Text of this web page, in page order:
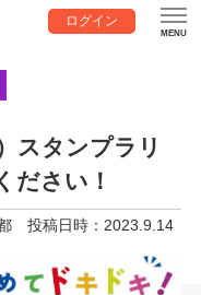
ログイン
スタンプラリ
ださい！
投稿日時：2023.9.14